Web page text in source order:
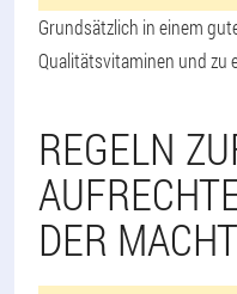
Grundsätzlich in einem
Qualitätsvitaminen und zu
REGELN
DER MACHT